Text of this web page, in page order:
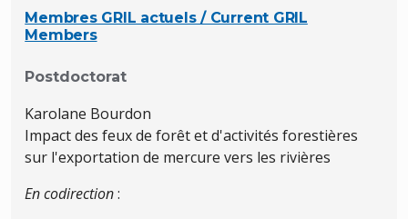
Membres GRIL actuels / Current GRIL
Members
Postdoctorat
Karolane Bourdon
Impact des feux de forêt et d'activités forestières
sur l'exportation de mercure vers les rivières
En codirection: